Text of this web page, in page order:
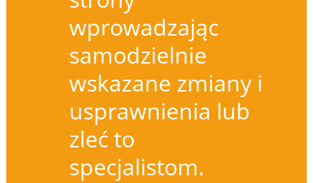
wprowadzając
samodzielnie
wskazane zmiany i
usprawnienia lub
zleć to
specjalistom.